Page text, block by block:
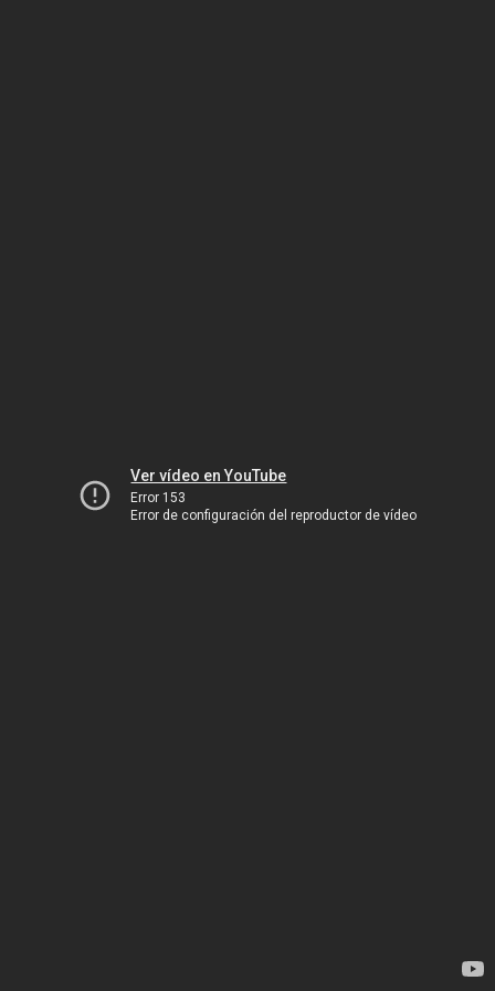
Ver vídeo en YouTube
Error 153
Error de configuración del reproductor de vídeo